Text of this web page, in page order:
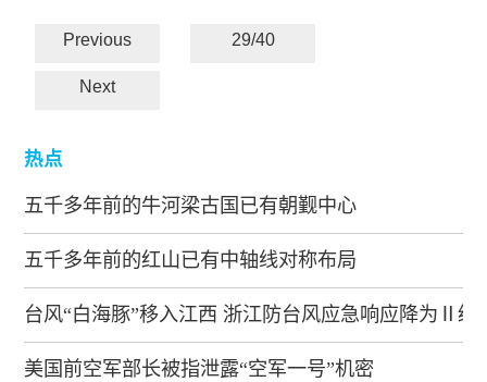
Previous 29/40
Next
热点
五千多年前的牛河梁古国已有朝觐中心
五千多年前的红山已有中轴线对称布局
台风“白海豚”移入江西 浙江防台风应急响应降为Ⅱ级
美国前空军部长被指泄露“空军一号”机密